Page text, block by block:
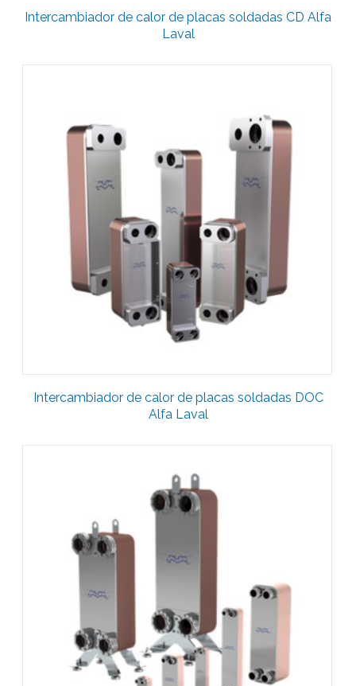
Intercambiador de calor de placas soldadas CD Alfa
Laval
Intercambiador de calor de placas soldadas DOC
Alfa Laval